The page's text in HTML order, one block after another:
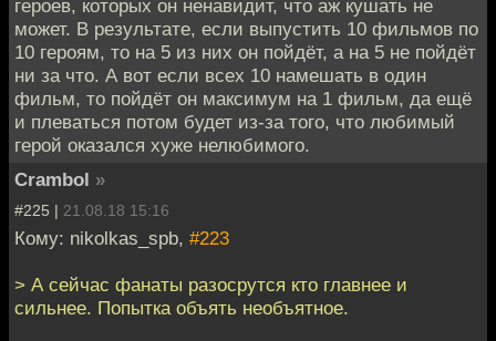
героев, которых он ненавидит, что аж кушать не
может. В результате, если выпустить 10 фильмов по
10 героям, то на 5 из них он пойдёт, а на 5 не пойдёт
ни за что. А вот если всех 10 намешать в один
фильм, то пойдёт он максимум на 1 фильм, да ещё
и плеваться потом будет из-за того, что любимый
герой оказался хуже нелюбимого.
Crambol »
#225 | 21.08.18 15:16
Кому: nikolkas_spb, #223
> А сейчас фанаты разосрутся кто главнее и
сильнее. Попытка объять необъятное.